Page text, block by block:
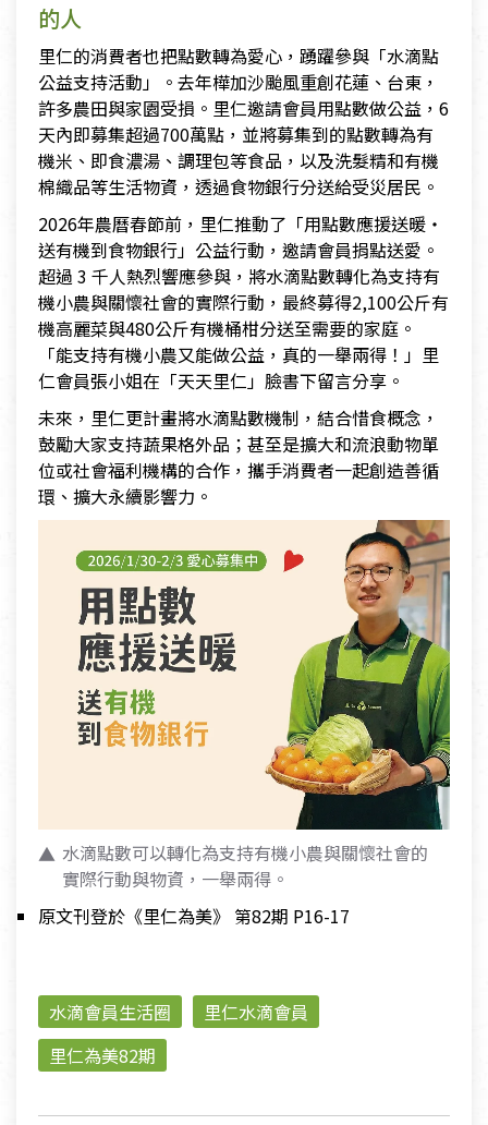
的人
里仁的消費者也把點數轉為愛心，踴躍參與「水滴點
公益支持活動」。去年樺加沙颱風重創花蓮、台東，
許多農田與家園受損。里仁邀請會員用點數做公益，6
天內即募集超過700萬點，並將募集到的點數轉為有
機米、即食濃湯、調理包等食品，以及洗髮精和有機
棉織品等生活物資，透過食物銀行分送給受災居民。
2026年農曆春節前，里仁推動了「用點數應援送暖・
送有機到食物銀行」公益行動，邀請會員捐點送愛。
超過 3 千人熱烈響應參與，將水滴點數轉化為支持有
機小農與關懷社會的實際行動，最終募得2,100公斤有
機高麗菜與480公斤有機桶柑分送至需要的家庭。
「能支持有機小農又能做公益，真的一舉兩得！」里
仁會員張小姐在「天天里仁」臉書下留言分享。
未來，里仁更計畫將水滴點數機制，結合惜食概念，
鼓勵大家支持蔬果格外品；甚至是擴大和流浪動物單
位或社會福利機構的合作，攜手消費者一起創造善循
環、擴大永續影響力。
水滴點數可以轉化為支持有機小農與關懷社會的
實際行動與物資，一舉兩得。
原文刊登於《里仁為美》 第82期 P16-17
水滴會員生活圈
里仁水滴會員
里仁為美82期